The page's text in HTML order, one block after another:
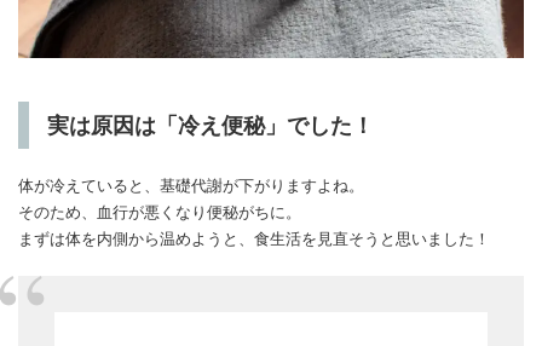
実は原因は「冷え便秘」でした！
体が冷えていると、基礎代謝が下がりますよね。
そのため、血行が悪くなり便秘がちに。
まずは体を内側から温めようと、食生活を見直そうと思いました！